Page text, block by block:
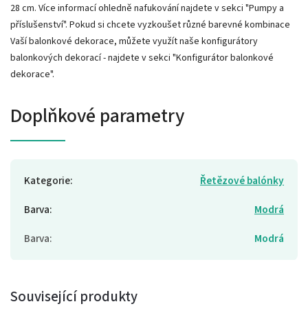
28 cm. Více informací ohledně nafukování najdete v sekci "Pumpy a
příslušenství". Pokud si chcete vyzkoušet různé barevné kombinace
Vaší balonkové dekorace, můžete využít naše konfigurátory
balonkových dekorací - najdete v sekci "Konfigurátor balonkové
dekorace".
Doplňkové parametry
Kategorie:
Řetězové balónky
Barva:
Modrá
Barva: Modrá
Související produkty